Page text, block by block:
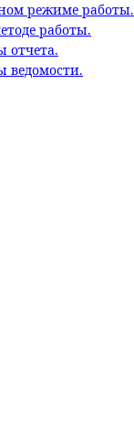
режиме работы.
работы.
отчета.
ведомости.